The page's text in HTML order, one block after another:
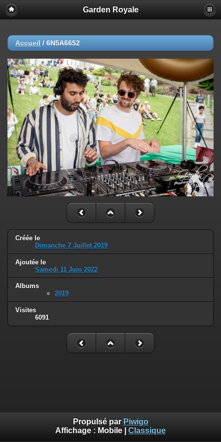
Garden Royale
Accueil / 6N5A6652
Créée le
Dimanche 7 Juillet 2019
Ajoutée le
Samedi 11 Juin 2022
Albums
2019
Visites
6091
Propulsé par Piwigo
Affichage : Mobile Classique